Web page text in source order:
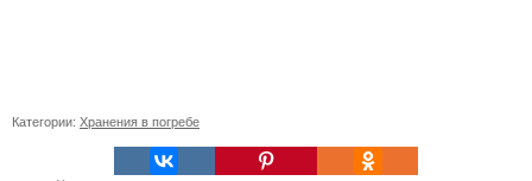
Категории: Хранения в погребе